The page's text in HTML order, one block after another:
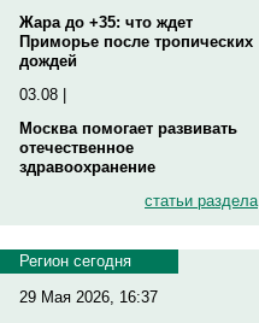
Жара до +35: что ждет
Приморье после тропических
дождей
03.08 |
Москва помогает развивать
отечественное
здравоохранение
статьи раздела
Регион сегодня
29 Мая 2026, 16:37